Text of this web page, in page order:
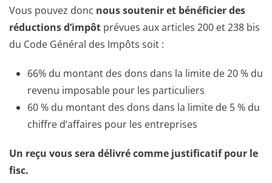
Vous pouvez donc nous soutenir et bénéficier des
réductions d’impôt prévues aux articles 200 et 238 bis
du Code Général des Impôts soit :
66% du montant des dons dans la limite de 20 % du
revenu imposable pour les particuliers
60 % du montant des dons dans la limite de 5 % du
chiffre d’affaires pour les entreprises
Un reçu vous sera délivré comme justificatif pour le
fisc.